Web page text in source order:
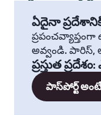
ఏదైనా
అవ్వండి. పారిస్,
ప్రస్తుత ప్రదేశం:
పాస్‌పోర్ట్